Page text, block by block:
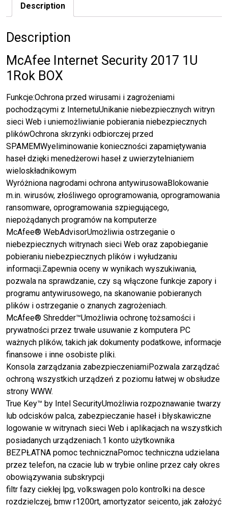
Description
Description
McAfee Internet Security 2017 1U
1Rok BOX
Funkcje:Ochrona przed wirusami i zagrożeniami
pochodzącymi z InternetuUnikanie niebezpiecznych witryn
sieci Web i uniemożliwianie pobierania niebezpiecznych
plikówOchrona skrzynki odbiorczej przed
SPAMEMWyeliminowanie konieczności zapamiętywania
haseł dzięki menedżerowi haseł z uwierzytelnianiem
wieloskładnikowym
Wyróżniona nagrodami ochrona antywirusowaBlokowanie
m.in. wirusów, złośliwego oprogramowania, oprogramowania
ransomware, oprogramowania szpiegującego,
niepożądanych programów na komputerze
McAfee® WebAdvisorUmożliwia ostrzeganie o
niebezpiecznych witrynach sieci Web oraz zapobieganie
pobieraniu niebezpiecznych plików i wyłudzaniu
informacji.Zapewnia oceny w wynikach wyszukiwania,
pozwala na sprawdzanie, czy są włączone funkcje zapory i
programu antywirusowego, na skanowanie pobieranych
plików i ostrzeganie o znanych zagrożeniach.
McAfee® Shredder™Umożliwia ochronę tożsamości i
prywatności przez trwałe usuwanie z komputera PC
ważnych plików, takich jak dokumenty podatkowe, informacje
finansowe i inne osobiste pliki.
Konsola zarządzania zabezpieczeniamiPozwala zarządzać
ochroną wszystkich urządzeń z poziomu łatwej w obsłudze
strony WWW.
True Key™ by Intel SecurityUmożliwia rozpoznawanie twarzy
lub odcisków palca, zabezpieczanie haseł i błyskawiczne
logowanie w witrynach sieci Web i aplikacjach na wszystkich
posiadanych urządzeniach.1 konto użytkownika
BEZPŁATNA pomoc technicznaPomoc techniczna udzielana
przez telefon, na czacie lub w trybie online przez cały okres
obowiązywania subskrypcji
filtr fazy ciekłej lpg, volkswagen polo kontrolki na desce
rozdzielczej, bmw r1200rt, amortyzator seicento, jak założyć